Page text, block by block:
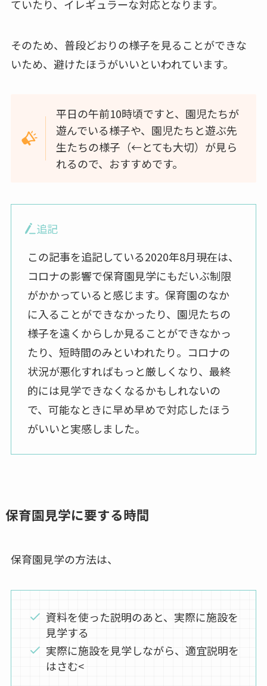
ていたり、イレギュラーな対応となります。
そのため、普段どおりの様子を見ることができな
いため、避けたほうがいいといわれています。
平日の午前10時頃ですと、園児たちが
遊んでいる様子や、園児たちと遊ぶ先
生たちの様子（←とても大切）が見ら
れるので、おすすめです。
追記
この記事を追記している2020年8月現在は、
コロナの影響で保育園見学にもだいぶ制限
がかかっていると感じます。保育園のなか
に入ることができなかったり、園児たちの
様子を遠くからしか見ることができなかっ
たり、短時間のみといわれたり。コロナの
状況が悪化すればもっと厳しくなり、最終
的には見学できなくなるかもしれないの
で、可能なときに早め早めで対応したほう
がいいと実感しました。
保育園見学に要する時間
保育園見学の方法は、
資料を使った説明のあと、実際に施設を
見学する
実際に施設を見学しながら、適宜説明を
はさむ<